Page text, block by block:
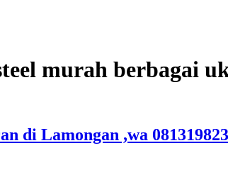
murah berbagai
Lamongan ,wa